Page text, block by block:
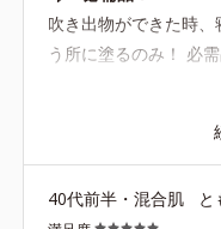
とを願って、しばらく
吹き出物ができた時
う所に塗るのみ！ 必需
40代前半・混合肌 と